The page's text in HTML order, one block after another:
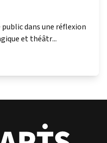
public dans une réflexion
et théâtr...